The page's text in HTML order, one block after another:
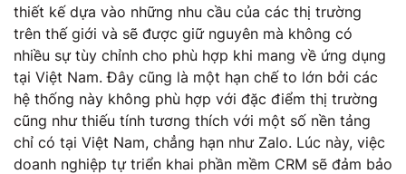
thiết kế dựa vào những nhu cầu của các thị trường
trên thế giới và sẽ được giữ nguyên mà không có
nhiều sự tùy chỉnh cho phù hợp khi mang về ứng dụng
tại Việt Nam. Đây cũng là một hạn chế to lớn bởi các
hệ thống này không phù hợp với đặc điểm thị trường
cũng như thiếu tính tương thích với một số nền tảng
chỉ có tại Việt Nam, chẳng hạn như Zalo. Lúc này, việc
doanh nghiệp tự triển khai phần mềm CRM sẽ đảm bảo